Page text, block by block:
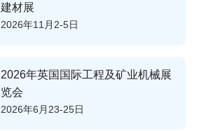
建材展
2026年11月2-5日
2026年英国国际工程及矿业机械展
览会
2026年6月23-25日